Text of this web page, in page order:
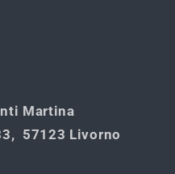
Martina
57123 Livorno